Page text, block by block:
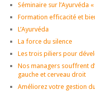
Séminaire sur l’Ayurvéda
Formation efficacité et
L’Ayurvéda
La force du silence
Les trois piliers pour
Nos managers souffrent
gauche et cerveau droit
Améliorez votre gestion